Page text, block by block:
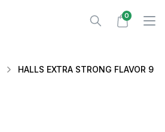
0
HALLS EXTRA STRONG FLAVOR 9